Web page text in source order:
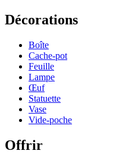
Décorations
Boîte
Cache-pot
Feuille
Lampe
Œuf
Statuette
Vase
Vide-poche
Offrir